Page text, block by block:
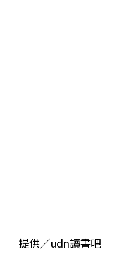
提供／udn讀書吧